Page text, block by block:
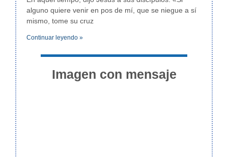
alguno quiere venir en pos de mí, que se niegue a sí
mismo, tome su cruz
Continuar leyendo »
Imagen con mensaje